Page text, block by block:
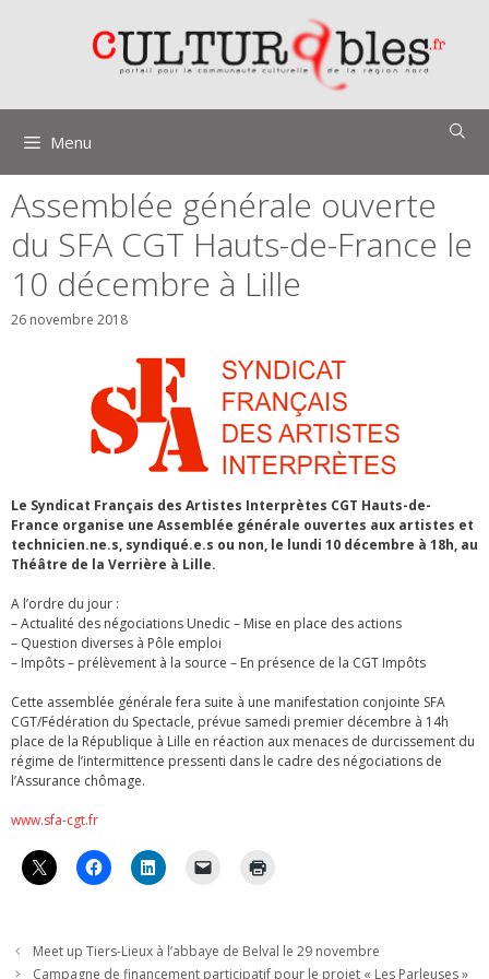
Menu
Assemblée générale ouverte
du SFA CGT Hauts-de-France le
10 décembre à Lille
26 novembre 2018
Le Syndicat Français des Artistes Interprètes CGT Hauts-de-
France organise une Assemblée générale ouvertes aux artistes et
technicien.ne.s, syndiqué.e.s ou non, le lundi 10 décembre à 18h, au
Théâtre de la Verrière à Lille.
A l’ordre du jour :
– Actualité des négociations Unedic – Mise en place des actions
– Question diverses à Pôle emploi
– Impôts – prélèvement à la source – En présence de la CGT Impôts
Cette assemblée générale fera suite à une manifestation conjointe SFA
CGT/Fédération du Spectacle, prévue samedi premier décembre à 14h
place de la République à Lille en réaction aux menaces de durcissement du
régime de l’intermittence pressenti dans le cadre des négociations de
l’Assurance chômage.
www.sfa-cgt.fr
Meet up Tiers-Lieux à l’abbaye de Belval le 29 novembre
Campagne de financement participatif pour le projet « Les Parleuses »